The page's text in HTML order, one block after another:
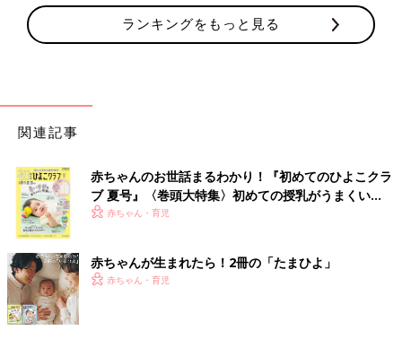
しさを、たくさんの人に知ってもらえるような活躍をしてもらえ
たら、と思っています。
藤田 やるだけやりきってからやめるのはいいと思います。また
は、体調を崩すなどのことがあったらやめるのもしかたありませ
もあるかもしれません。
でも、一時的に勝てないからやめたい、人間関係で悩んでやめた
い、と相談されたとしたら、状況にもよりますが、できるだけ続
けられるように環境を工夫したりしながら頑張らせてあげたい
しいな、と。もし囲碁ができなくなってほかの道に進むとして
も、その自信や経験はきっと役立つと思います。
脳のはたらきには運動も大切。囲碁以外に大事にし
ランキングをもっと見る
関連記事
赤ちゃんのお世話まるわかり！『初めてのひよこクラ
ブ 夏号』〈巻頭大特集〉初めての授乳がうまくい
く！ おっぱい・ミルクの基本と夏のトラブル 解決テ
赤ちゃん・育児
赤ちゃんが生まれたら！2冊の「たまひよ」
赤ちゃん・育児